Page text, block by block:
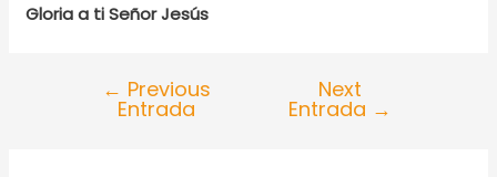
Gloria a ti Señor Jesús
← Previous
Entrada
Next
Entrada →